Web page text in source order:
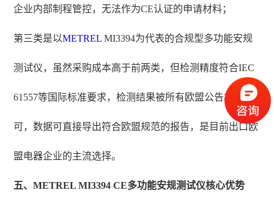
企业内部制程管控，无法作为CE认证的申请材料；
第三类是以METREL MI3394为代表的合规型多功能安规
测试仪，虽然采购成本高于前两类，但检测精度符合IEC
61557等国际标准要求，检测结果被所有欧盟公告机构认
可，数据可直接导出符合欧盟规范的报告，是目前出口欧
盟电器企业的主流选择。
五、METREL MI3394 CE多功能安规测试仪核心优势